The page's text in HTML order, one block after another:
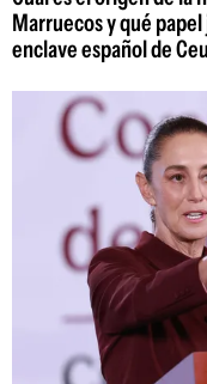
Marruecos y qué
enclave español de